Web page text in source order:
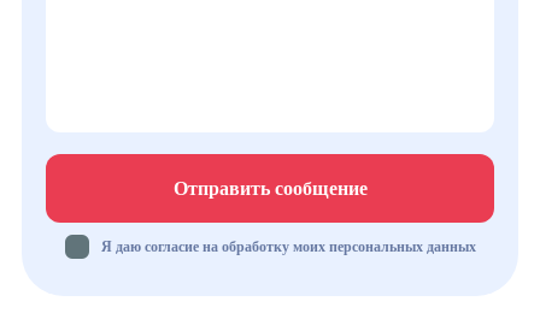
Отправить сообщение
Я даю согласие на обработку моих персональных данных